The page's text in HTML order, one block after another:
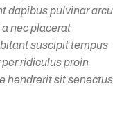
dapibus pulvinar arcu
nec placerat
suscipit tempus
ridiculus proin
hendrerit sit senectus